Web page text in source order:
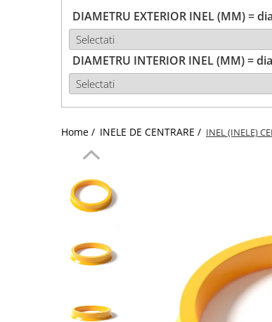
DIAMETRU EXTERIOR INEL (MM) =
DIAMETRU INTERIOR INEL (MM) =
Home / INELE DE CENTRARE / INEL (INELE)